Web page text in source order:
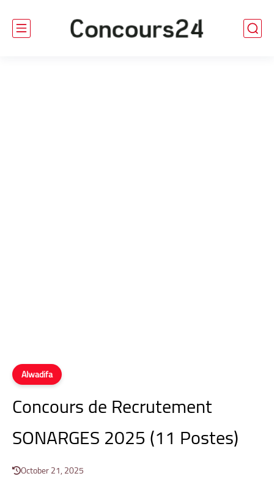
Alwadifa
Concours de Recrutement
SONARGES 2025 (11 Postes)
October 21, 2025